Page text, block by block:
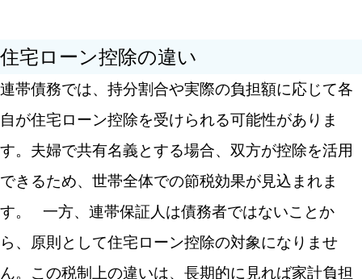
住宅ローン控除の違い
連帯債務では、持分割合や実際の負担額に応じて各
自が住宅ローン控除を受けられる可能性がありま
す。夫婦で共有名義とする場合、双方が控除を活用
できるため、世帯全体での節税効果が見込まれま
す。
一方、連帯保証人は債務者ではないことか
ら、原則として住宅ローン控除の対象になりませ
ん。この税制上の違いは、長期的に見れば家計負担